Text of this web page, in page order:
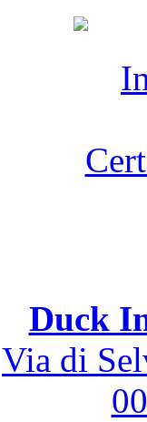
Duck
Via di